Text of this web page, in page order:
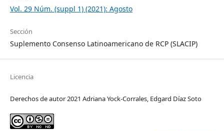
Vol. 29 Núm. (suppl 1) (2021): Agosto
Sección
Suplemento Consenso Latinoamericano de RCP (SLACIP)
Licencia
Derechos de autor 2021 Adriana Yock-Corrales, Edgard Díaz Soto